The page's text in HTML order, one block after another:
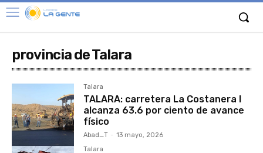
provincia de Talara
Talara
TALARA: carretera La Costanera I
alcanza 63.6 por ciento de avance
físico
Abad_T - 13 mayo, 2026
Talara